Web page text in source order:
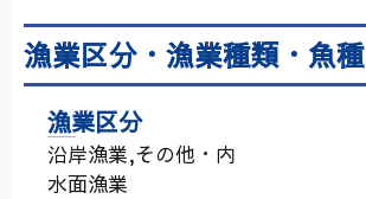
漁業区分・漁業種類・魚種
漁業区分
沿岸漁業,その他・内
水面漁業